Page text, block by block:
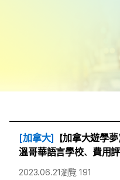
[加拿大]
【加拿大遊學
溫哥華語言學校、費用
2023.06.21瀏覽 191